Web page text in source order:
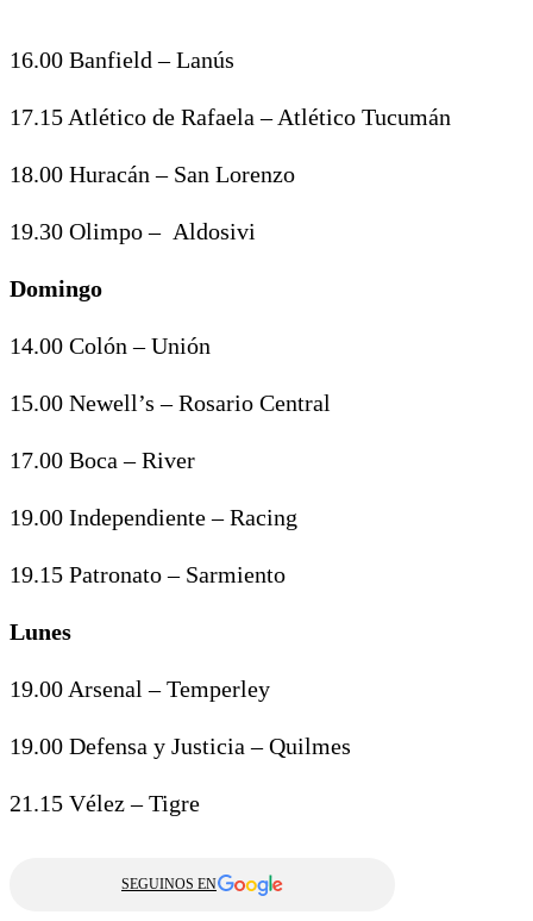
16.00 Banfield – Lanús
17.15 Atlético de Rafaela – Atlético Tucumán
18.00 Huracán – San Lorenzo
19.30 Olimpo – Aldosivi
Domingo
14.00 Colón – Unión
15.00 Newell’s – Rosario Central
17.00 Boca – River
19.00 Independiente – Racing
19.15 Patronato – Sarmiento
Lunes
19.00 Arsenal – Temperley
19.00 Defensa y Justicia – Quilmes
21.15 Vélez – Tigre
SEGUINOS EN